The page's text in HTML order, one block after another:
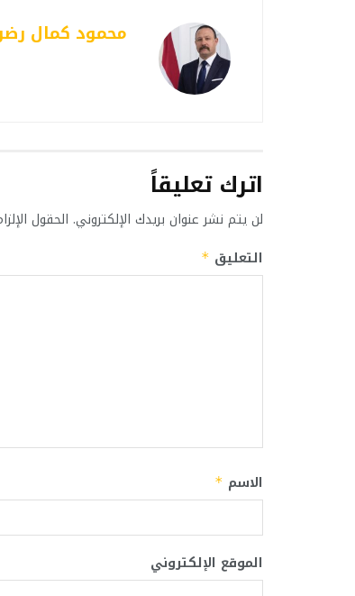
محمود كمال
اترك تعليقاً
لن يتم نشر عنوان بريدك الإلكتروني. الحقول
التعليق *
الاسم *
الموقع الإلكتروني